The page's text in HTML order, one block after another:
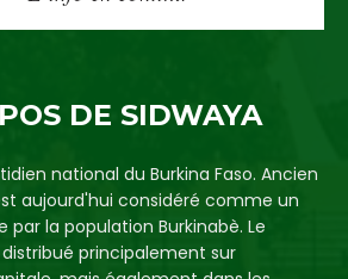
DE SIDWAYA
national du Burkina Faso. Ancien
aujourd'hui considéré comme un
par la population Burkinabè. Le
principalement sur